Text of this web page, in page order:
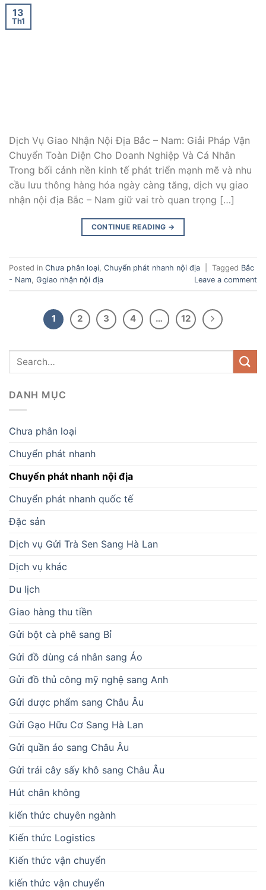
13
Th1
Dịch Vụ Giao Nhận Nội Địa Bắc – Nam: Giải Pháp Vận
Chuyển Toàn Diện Cho Doanh Nghiệp Và Cá Nhân
Trong bối cảnh nền kinh tế phát triển mạnh mẽ và nhu
cầu lưu thông hàng hóa ngày càng tăng, dịch vụ giao
nhận nội địa Bắc – Nam giữ vai trò quan trọng […]
CONTINUE READING →
Posted in Chưa phân loại Chuyển phát nhanh nội địa Tagged Bắc
- Nam Ggiao nhận nội địa Leave a comment
1 2 3 4 … 12
DANH MỤC
Chưa phân loại
Chuyển phát nhanh
Chuyển phát nhanh nội địa
Chuyển phát nhanh quốc tế
Đặc sản
Dịch vụ Gửi Trà Sen Sang Hà Lan
Dịch vụ khác
Du lịch
Giao hàng thu tiền
Gửi bột cà phê sang Bỉ
Gửi đồ dùng cá nhân sang Áo
Gửi đồ thủ công mỹ nghệ sang Anh
Gửi dược phẩm sang Châu Âu
Gửi Gạo Hữu Cơ Sang Hà Lan
Gửi quần áo sang Châu Âu
Gửi trái cây sấy khô sang Châu Âu
Hút chân không
kiến thức chuyên ngành
Kiến thức Logistics
Kiến thức vận chuyển
kiến thức vận chuyển